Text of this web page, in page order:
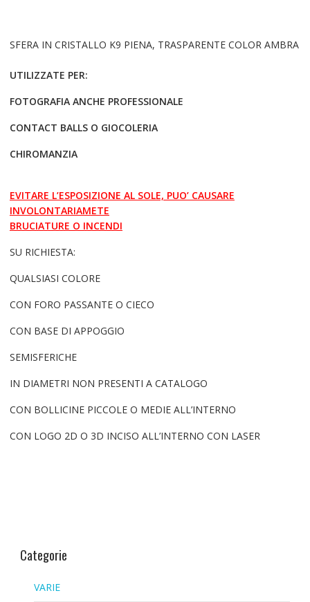
SFERA IN CRISTALLO K9 PIENA, TRASPARENTE COLOR AMBRA
UTILIZZATE PER:
FOTOGRAFIA ANCHE PROFESSIONALE
CONTACT BALLS O GIOCOLERIA
CHIROMANZIA
EVITARE L’ESPOSIZIONE AL SOLE, PUO’ CAUSARE
INVOLONTARIAMETE
BRUCIATURE O INCENDI
SU RICHIESTA:
QUALSIASI COLORE
CON FORO PASSANTE O CIECO
CON BASE DI APPOGGIO
SEMISFERICHE
IN DIAMETRI NON PRESENTI A CATALOGO
CON BOLLICINE PICCOLE O MEDIE ALL’INTERNO
CON LOGO 2D O 3D INCISO ALL’INTERNO CON LASER
Categorie
VARIE